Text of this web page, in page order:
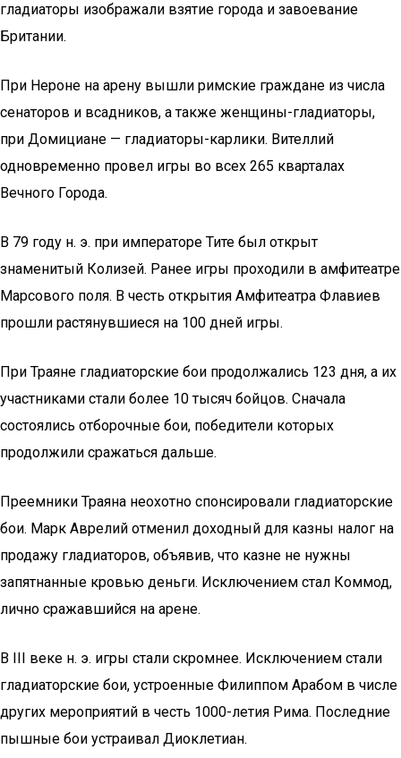
гладиаторы изображали взятие города и завоевание
Британии.
При Нероне на арену вышли римские граждане из числа
сенаторов и всадников, а также женщины-гладиаторы,
при Домициане — гладиаторы-карлики. Вителлий
одновременно провел игры во всех 265 кварталах
Вечного Города.
В 79 году н. э. при императоре Тите был открыт
знаменитый Колизей. Ранее игры проходили в амфитеатре
Марсового поля. В честь открытия Амфитеатра Флавиев
прошли растянувшиеся на 100 дней игры.
При Траяне гладиаторские бои продолжались 123 дня, а их
участниками стали более 10 тысяч бойцов. Сначала
состоялись отборочные бои, победители которых
продолжили сражаться дальше.
Преемники Траяна неохотно спонсировали гладиаторские
бои. Марк Аврелий отменил доходный для казны налог на
продажу гладиаторов, объявив, что казне не нужны
запятнанные кровью деньги. Исключением стал Коммод,
лично сражавшийся на арене.
В III веке н. э. игры стали скромнее. Исключением стали
гладиаторские бои, устроенные Филиппом Арабом в числе
других мероприятий в честь 1000-летия Рима. Последние
пышные бои устраивал Диоклетиан.